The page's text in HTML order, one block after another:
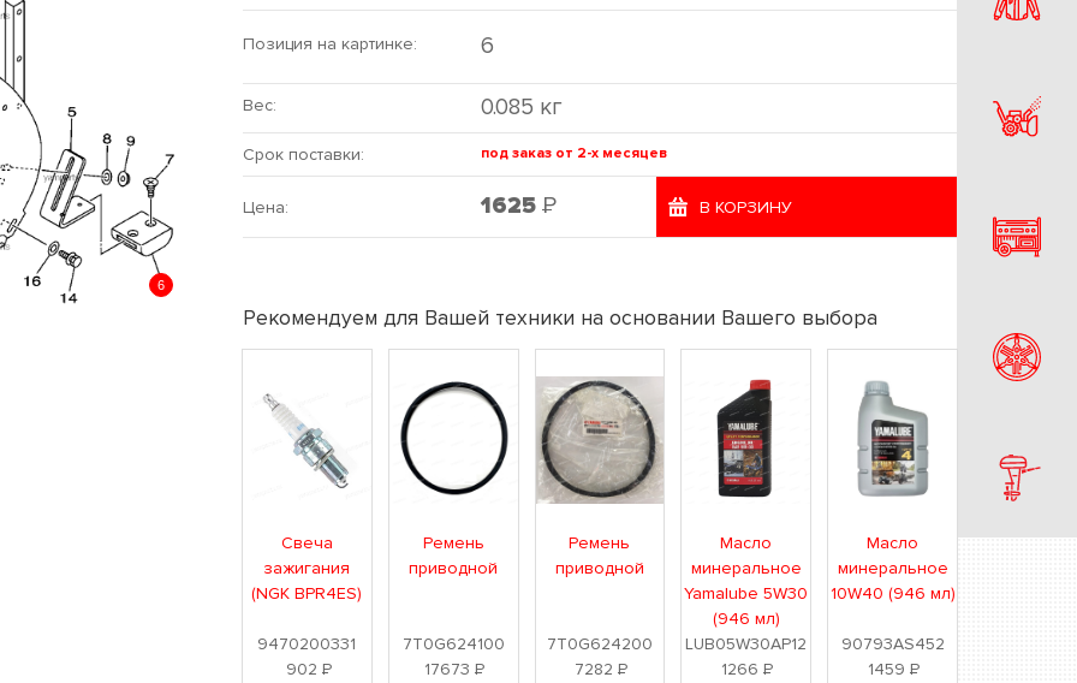
6
Позиция на картинке: 6
Вес: 0.085 кг
Срок поставки: под заказ от 2-х месяцев
Цена: 1625 Р В КОРЗИНУ
Рекомендуем для Вашей техники на основании Вашего выбора
Свеча
зажигания
(NGK BPR4ES)
9470200331
902 Р
Ремень
приводной
7T0G624100
17673Р
Ремень
приводной
7T0G624200
7282Р
Масло
минеральное
Yamalube 5W30
(946 мл)
LUB05W30AP12
1266Р
Масло
минеральное
10W40 (946 мл)
90793AS452
1459Р